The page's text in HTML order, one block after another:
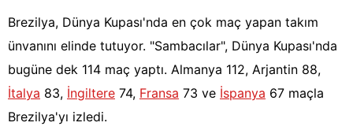
Brezilya, Dünya Kupası'nda en çok maç yapan takım
ünvanını elinde tutuyor. "Sambacılar", Dünya Kupası'nda
bugüne dek 114 maç yaptı. Almanya 112, Arjantin 88,
İtalya 83, İngiltere 74, Fransa 73 ve İspanya 67 maçla
Brezilya'yı izledi.